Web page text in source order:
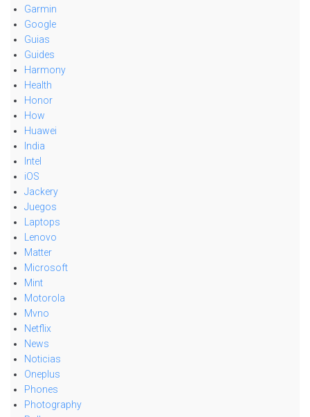
Garmin
Google
Guias
Guides
Harmony
Health
Honor
How
Huawei
India
Intel
iOS
Jackery
Juegos
Laptops
Lenovo
Matter
Microsoft
Mint
Motorola
Mvno
Netflix
News
Noticias
Oneplus
Phones
Photography